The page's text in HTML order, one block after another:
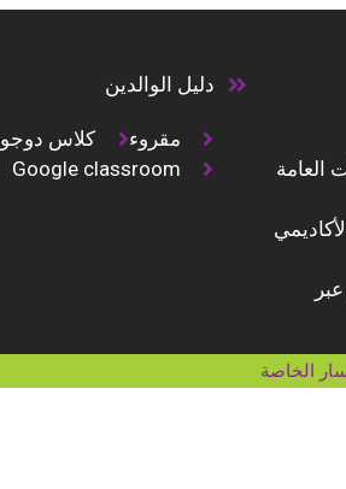
العامة
دليل الوالدين
مقروء
كلاس دوجو
Google classroom
الخاصة